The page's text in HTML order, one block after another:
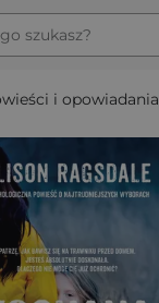
szukasz?
i opowiadania